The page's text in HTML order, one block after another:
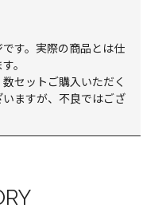
す。実際の商品とは仕
。
セットご購入いただく
ますが、不良ではござ